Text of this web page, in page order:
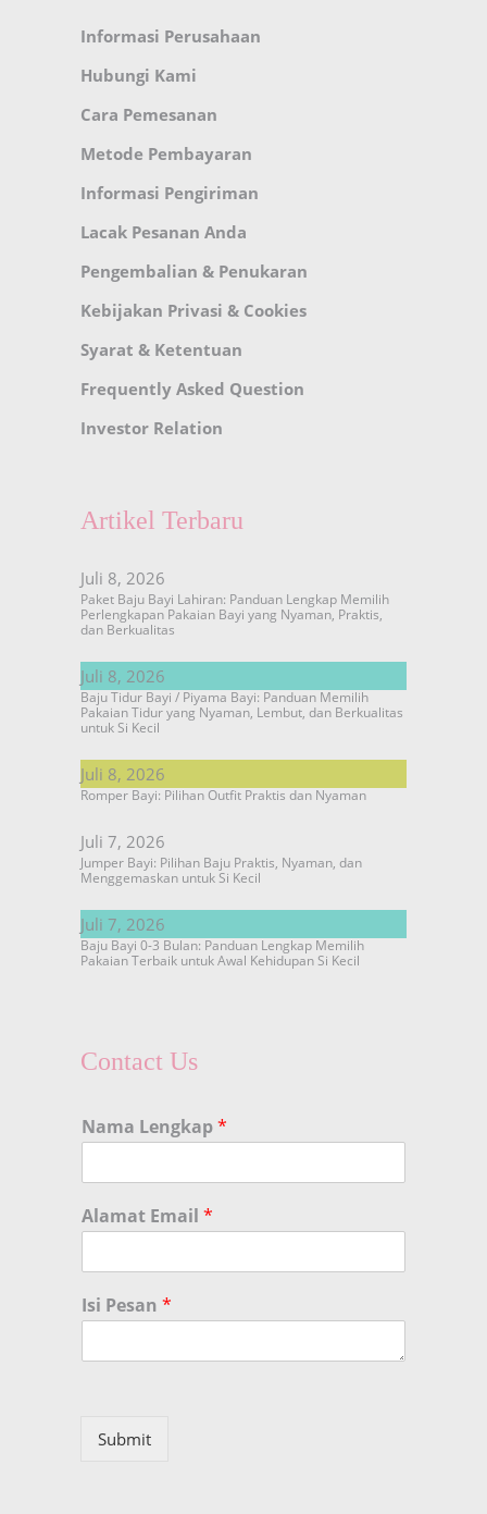
Informasi Perusahaan
Hubungi Kami
Cara Pemesanan
Metode Pembayaran
Informasi Pengiriman
Lacak Pesanan Anda
Pengembalian & Penukaran
Kebijakan Privasi & Cookies
Syarat & Ketentuan
Frequently Asked Question
Investor Relation
Artikel Terbaru
Juli 8, 2026
Paket Baju Bayi Lahiran: Panduan Lengkap Memilih
Perlengkapan Pakaian Bayi yang Nyaman, Praktis,
dan Berkualitas
Juli 8, 2026
Baju Tidur Bayi / Piyama Bayi: Panduan Memilih
Pakaian Tidur yang Nyaman, Lembut, dan Berkualitas
untuk Si Kecil
Juli 8, 2026
Romper Bayi: Pilihan Outfit Praktis dan Nyaman
Juli 7, 2026
Jumper Bayi: Pilihan Baju Praktis, Nyaman, dan
Menggemaskan untuk Si Kecil
Juli 7, 2026
Baju Bayi 0-3 Bulan: Panduan Lengkap Memilih
Pakaian Terbaik untuk Awal Kehidupan Si Kecil
Contact Us
Nama Lengkap*
Alamat Email *
Isi Pesan *
Submit